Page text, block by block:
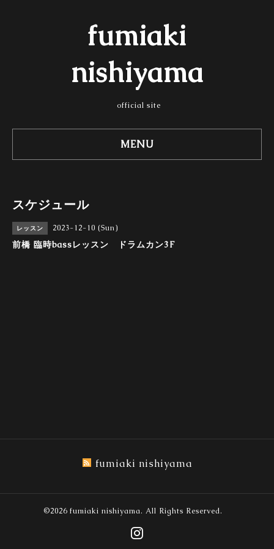
fumiaki
nishiyama
official site
MENU
スケジュール
レッスン 2023-12-10 (Sun)
前橋 臨時bassレッスン ドラムカン3F
fumiaki nishiyama
©2026 fumiaki nishiyama. All Rights Reserved.